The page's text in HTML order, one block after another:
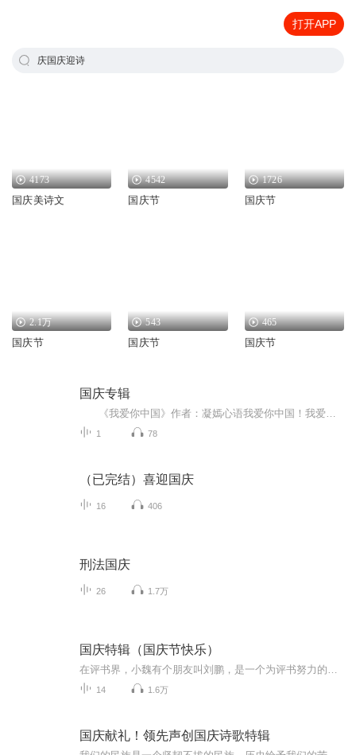
打开APP
庆国庆迎诗
4173
国庆美诗文
4542
国庆节
1726
国庆节
2.1万
国庆节
543
国庆节
465
国庆节
国庆专辑
1 78
（已完结）喜迎国庆
16 406
刑法国庆
26 1.7万
国庆特辑（国庆节快乐）
14 1.6万
国庆献礼！领先声创国庆诗歌特辑